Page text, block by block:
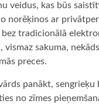
veidus, kas būs
norēķinos ar
tradicionālā
sakuma,
preces.
panākt, sengrieķu
no zīmes